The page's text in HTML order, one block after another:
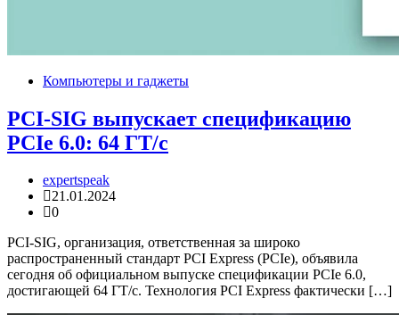
Компьютеры и гаджеты
PCI-SIG выпускает спецификацию
PCIe 6.0: 64 ГТ/с
expertspeak
21.01.2024
0
PCI-SIG, организация, ответственная за широко
распространенный стандарт PCI Express (PCIe), объявила
сегодня об официальном выпуске спецификации PCIe 6.0,
достигающей 64 ГТ/с. Технология PCI Express фактически […]